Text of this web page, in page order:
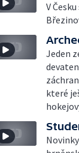
V
Jeden
které